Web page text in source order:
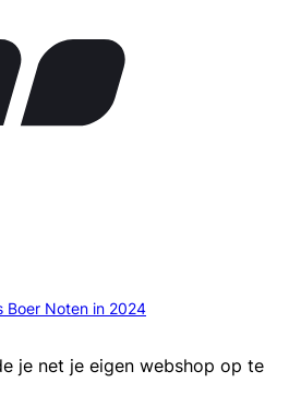
Boer Noten in 2024
je net je eigen webshop op te